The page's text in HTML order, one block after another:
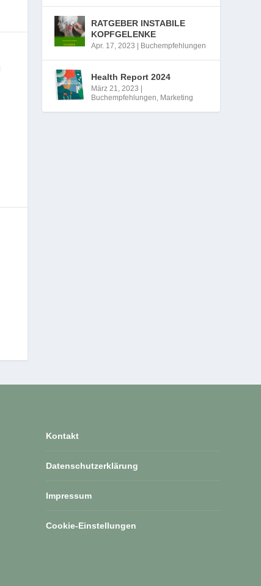
RATGEBER INSTABILE
KOPFGELENKE
Apr. 17, 2023 Buchempfehlungen
Health Report 2024
März 21, 2023
Buchempfehlungen, Marketing
Kontakt
Datenschutzerklärung
Impressum
Cookie-Einstellungen